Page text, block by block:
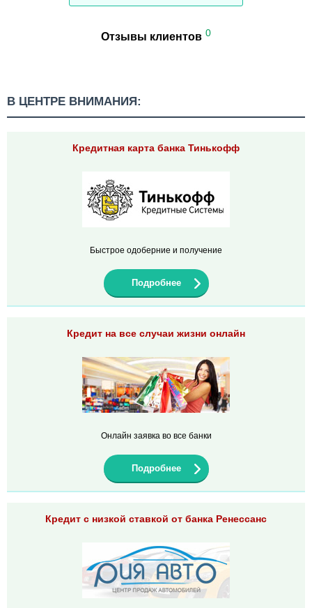
Отзывы клиентов 0
В ЦЕНТРЕ ВНИМАНИЯ:
Кредитная карта банка Тинькофф
Быстрое одоберние и получение
Подробнее
Кредит на все случаи жизни онлайн
Онлайн заявка во все банки
Подробнее
Кредит с низкой ставкой от банка Ренессанс